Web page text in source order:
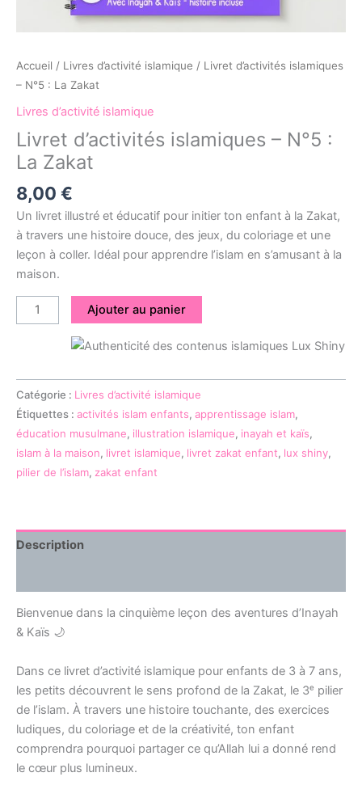
Accueil / Livres d’activité islamique / Livret d’activités islamiques
– N°5 : La Zakat
Livres d’activité islamique
Livret d’activités islamiques – N°5 :
La Zakat
8,00 €
Un livret illustré et éducatif pour initier ton enfant à la Zakat,
à travers une histoire douce, des jeux, du coloriage et une
leçon à coller. Idéal pour apprendre l’islam en s’amusant à la
maison.
Ajouter au panier
Catégorie : Livres d’activité islamique
Étiquettes : activités islam enfants, apprentissage islam,
éducation musulmane, illustration islamique, inayah et kaïs,
islam à la maison, livret islamique, livret zakat enfant, lux shiny,
pilier de l’islam, zakat enfant
Description
Bienvenue dans la cinquième leçon des aventures d’Inayah
& Kaïs 🌙
Dans ce livret d’activité islamique pour enfants de 3 à 7 ans,
les petits découvrent le sens profond de la Zakat, le 3ᵉ pilier
de l’islam. À travers une histoire touchante, des exercices
ludiques, du coloriage et de la créativité, ton enfant
comprendra pourquoi partager ce qu’Allah lui a donné rend
le cœur plus lumineux.